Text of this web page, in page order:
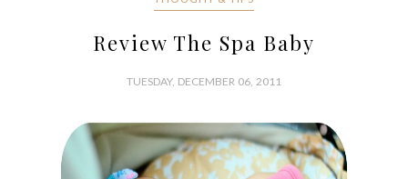
Review The Spa Baby
TUESDAY, DECEMBER 06, 2011